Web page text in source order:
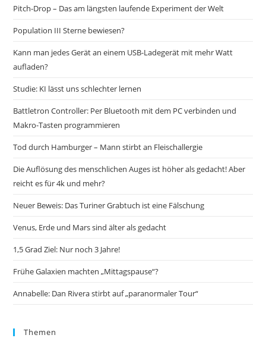
Pitch-Drop – Das am längsten laufende Experiment der Welt
Population III Sterne bewiesen?
Kann man jedes Gerät an einem USB-Ladegerät mit mehr Watt
aufladen?
Studie: KI lässt uns schlechter lernen
Battletron Controller: Per Bluetooth mit dem PC verbinden und
Makro-Tasten programmieren
Tod durch Hamburger – Mann stirbt an Fleischallergie
Die Auflösung des menschlichen Auges ist höher als gedacht! Aber
reicht es für 4k und mehr?
Neuer Beweis: Das Turiner Grabtuch ist eine Fälschung
Venus, Erde und Mars sind älter als gedacht
1,5 Grad Ziel: Nur noch 3 Jahre!
Frühe Galaxien machten „Mittagspause“?
Annabelle: Dan Rivera stirbt auf „paranormaler Tour“
Themen